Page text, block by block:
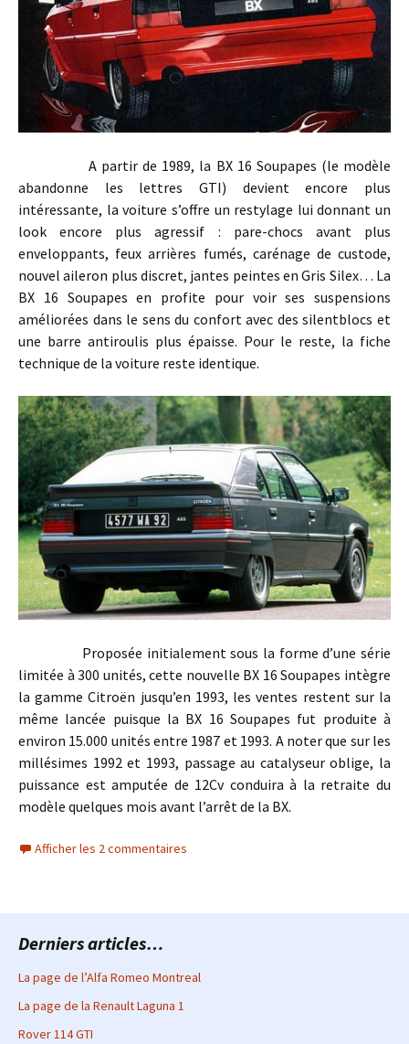
A partir de 1989, la BX 16 Soupapes (le modèle
abandonne les lettres GTI) devient encore plus
intéressante, la voiture s’offre un restylage lui donnant un
look encore plus agressif : pare-chocs avant plus
enveloppants, feux arrières fumés, carénage de custode,
nouvel aileron plus discret, jantes peintes en Gris Silex… La
BX 16 Soupapes en profite pour voir ses suspensions
améliorées dans le sens du confort avec des silentblocs et
une barre antiroulis plus épaisse. Pour le reste, la fiche
technique de la voiture reste identique.
Proposée initialement sous la forme d’une série
limitée à 300 unités, cette nouvelle BX 16 Soupapes intègre
la gamme Citroën jusqu’en 1993, les ventes restent sur la
même lancée puisque la BX 16 Soupapes fut produite à
environ 15.000 unités entre 1987 et 1993. A noter que sur les
millésimes 1992 et 1993, passage au catalyseur oblige, la
puissance est amputée de 12Cv conduira à la retraite du
modèle quelques mois avant l’arrêt de la BX.
Afficher les 2 commentaires
Derniers articles…
La page de l’Alfa Romeo Montreal
La page de la Renault Laguna 1
Rover 114 GTI